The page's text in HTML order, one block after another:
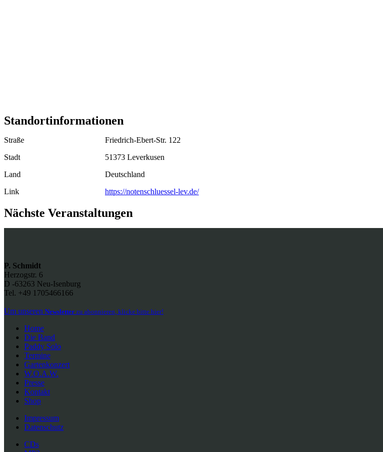
Standortinformationen
Straße
Friedrich-Ebert-Str. 122
Stadt
51373 Leverkusen
Land
Deutschland
Link
https://notenschluessel-lev.de/
Nächste Veranstaltungen
P. Schmidt
Herzogstr. 6
D -63263 Neu-Isenburg
Tel. +49 1705466166
Um unseren Newsletter zu abonnieren, klicke bitte hier!
Home
Die Band
Paddy Solo
Termine
Gartenkonzert
W.O.A.W.
Presse
Kontakt
Shop
Impressum
Datenschutz
CDs